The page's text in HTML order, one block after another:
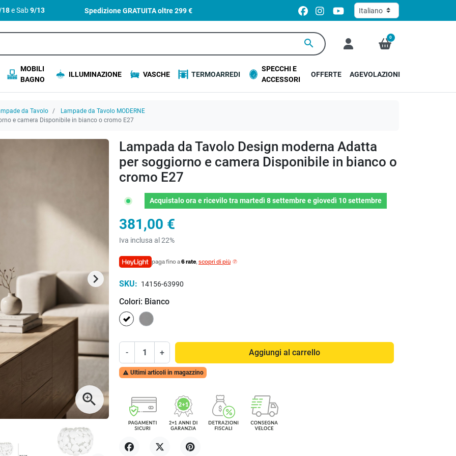
18e Sab9/13 Spedizione GRATUITA oltre299 €
search 0
MOBILI
BAGNO
ILLUMINAZIONE VASCHE TERMOARREDI
SPECCHI E
ACCESSORI
OFFERTE AGEVOLAZIONI
da Tavolo
Lampade da Tavolo MODERNE
e camera Disponibile in bianco o cromo E27
Successivo
keyboard_arrow_right
zoom_in
Lampada da Tavolo Design moderna Adatta
per soggiorno e camera Disponibile in bianco o
cromo E27
Acquistalo ora e ricevilotramartedì 8 settembreegiovedì 10 settembre
381,00 €
Iva inclusa al 22%
paga fino a6 rate, scopri di più
SKU: 14156-63990
Colori: Bianco
BiancoCromo
- + Aggiungi al carrello
 Ultimi articoli in magazzino